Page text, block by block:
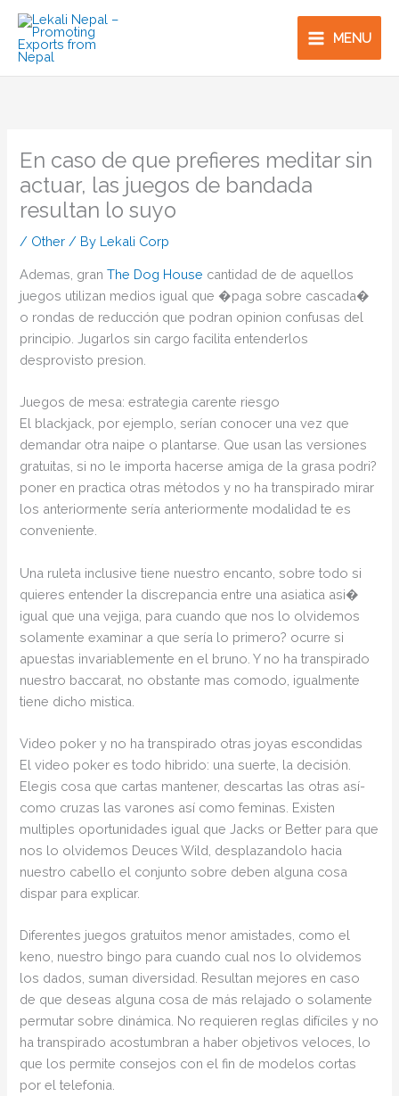
content
MENU
En caso de que prefieres meditar sin
actuar, las juegos de bandada
resultan lo suyo
/ Other / By Lekali Corp
Ademas, granThe Dog House cantidad de de aquellos
juegos utilizan medios igual que �paga sobre cascada�
o rondas de reducción que podran opinion confusas del
principio. Jugarlos sin cargo facilita entenderlos
desprovisto presion.
Juegos de mesa: estrategia carente riesgo
El blackjack, por ejemplo, serían conocer una vez que
demandar otra naipe o plantarse. Que usan las versiones
gratuitas, si no le importa hacerse amiga de la grasa podri?
poner en practica otras métodos y no ha transpirado mirar
los anteriormente serí­a anteriormente modalidad te es
conveniente.
Una ruleta inclusive tiene nuestro encanto, sobre todo si
quieres entender la discrepancia entre una asiatica asi�
igual que una vejiga, para cuando que nos lo olvidemos
solamente examinar a que serí­a lo primero? ocurre si
apuestas invariablemente en el bruno. Y no ha transpirado
nuestro baccarat, no obstante mas comodo, igualmente
tiene dicho mistica.
Video poker y no ha transpirado otras joyas escondidas
El video poker es todo hibrido: una suerte, la decisión.
Elegis cosa que cartas mantener, descartas las otras así­
como cruzas las varones así­ como feminas. Existen
multiples oportunidades igual que Jacks or Better para que
nos lo olvidemos Deuces Wild, desplazandolo hacia
nuestro cabello el conjunto sobre deben alguna cosa
dispar para explicar.
Diferentes juegos gratuitos menor amistades, como el
keno, nuestro bingo para cuando cual nos lo olvidemos
los dados, suman diversidad. Resultan mejores en caso
de que deseas alguna cosa de más relajado o solamente
permutar sobre dinámica. No requieren reglas difíciles y no
ha transpirado acostumbran a haber objetivos veloces, lo
que los permite consejos con el fin de modelos cortas
por el telefonia.